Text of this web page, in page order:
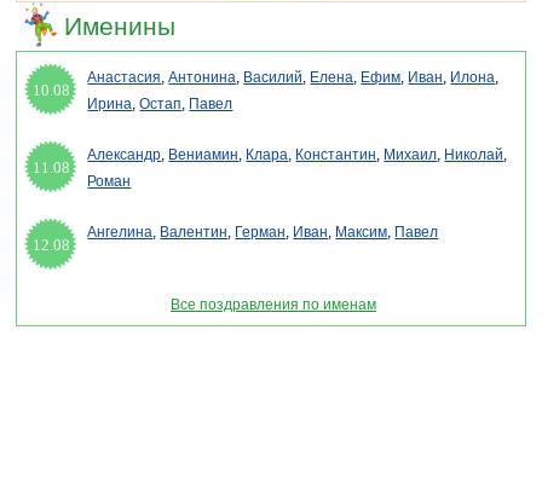
Именины
10.08
Анастасия,Антонина, Василий, Елена, Ефим, Иван, Илона,
Ирина,Остап, Павел
11.08
Александр, Вениамин, Клара, Константин, Михаил, Николай,
Роман
12.08
Ангелина, Валентин, Герман, Иван, Максим, Павел
Все поздравления по именам